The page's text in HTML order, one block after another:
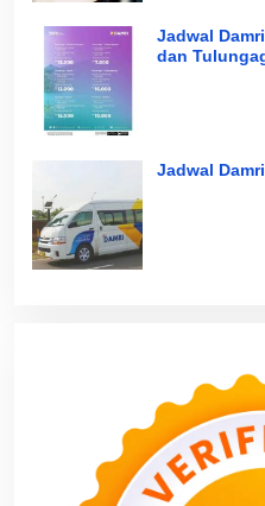
Jadwal
dan
Jadwal